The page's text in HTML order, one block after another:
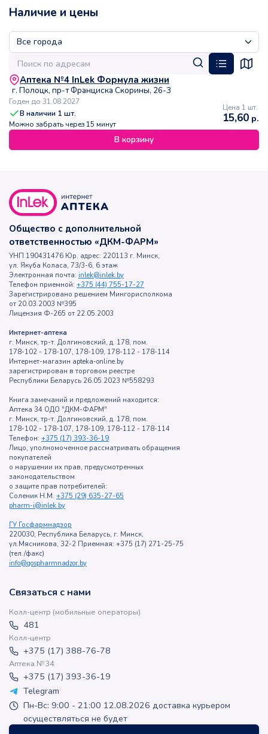
Наличие и цены
Аптека №4 InLek Формула жизни
г. Полоцк, пр-т Франциска Скорины, 26-3
Годен до 31.08.2027
В наличии 1 шт.
Можно забрать через 15 минут
Цена 1 шт.
15,60 р.
В корзину
Общество с дополнительной
ответственностью «ДКМ-ФАРМ»
УНП 190431476 Юр. адрес: 220113 г. Минск,
ул. Якуба Коласа, 73/3-6, 6 этаж
Электронная почта: inlek@inlek.by
Телефон приемной: +375 (44) 755-17-27
Зарегистрировано решением Мингорисполкома
от 20.03.2003 №395
Лицензия Ф-265 от 22.05.2003
Интернет-аптека
г. Минск, тр-т. Долгиновский, д. 178, пом.
178-102 - 178-107, 178-109, 178-112 - 178-114
Интернет-магазин apteka-online.by
зарегистрирован в торговом реестре
Республики Беларусь 26.05.2023 №558293
Книга замечаний и предложений находится:
Аптека 34 ОДО "ДКМ-ФАРМ"
г. Минск, тр-т. Долгиновский, д. 178, пом.
178-102 - 178-107, 178-109, 178-112 - 178-114
Телефон: +375 (17) 393-36-19
Лицо, уполномоченное рассматривать обращения
покупателей
о нарушении их прав, предусмотренных
законодательством
о защите прав потребителей:
Соленик Н.М. +375 (29) 635-27-65
pharm-i@inlek.by
ГУ Госфармнадзор
220030, Республика Беларусь, г. Минск,
ул.Мясникова, 32-2 Приемная: +375 (17) 271-25-75
(тел./факс)
info@gospharmnadzor.by
Связаться с нами
Колл-центр (мобильные операторы)
481
Колл-центр
+375 (17) 388-76-78
Аптека №34
+375 (17) 393-36-19
Telegram
Пн-Вс: 9:00 - 21:00 12.08.2026 доставка курьером
осуществляться не будет